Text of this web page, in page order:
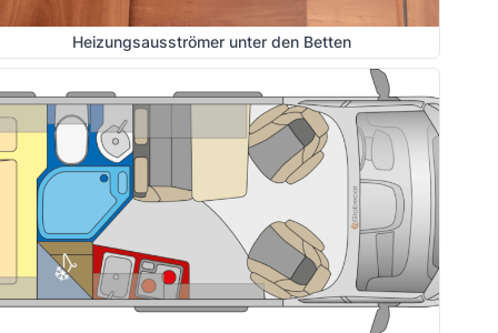
Heizungsausströmer unter den Betten